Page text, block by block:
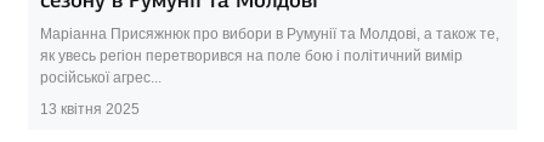
Маріанна Присяжнюк про вибори в Румунії та Молдові, а також те,
як увесь регіон перетворився на поле бою і політичний вимір
російської агрес...
13 квітня 2025